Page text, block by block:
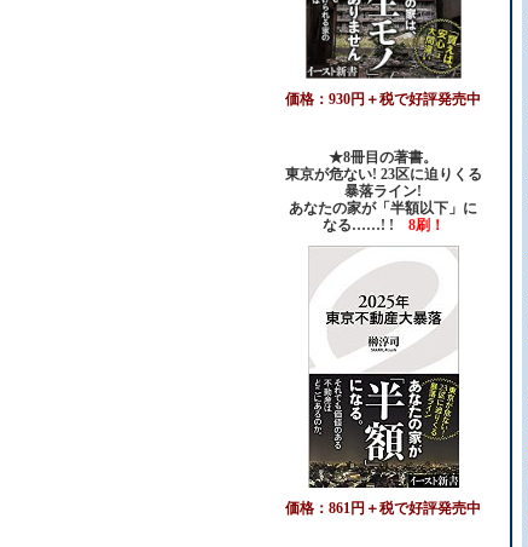
価格：930円＋税で好評発売中
★8冊目の著書。
東京が危ない! 23区に迫りくる
暴落ライン!
あなたの家が「半額以下」に
なる……! ! 8刷！
価格：861円＋税で好評発売中